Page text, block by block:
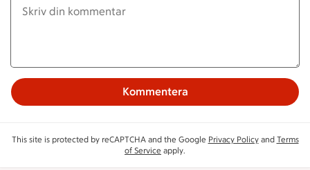
Kommentera
This site is protected by reCAPTCHA and the Google Privacy Policyand Terms
of Service apply.